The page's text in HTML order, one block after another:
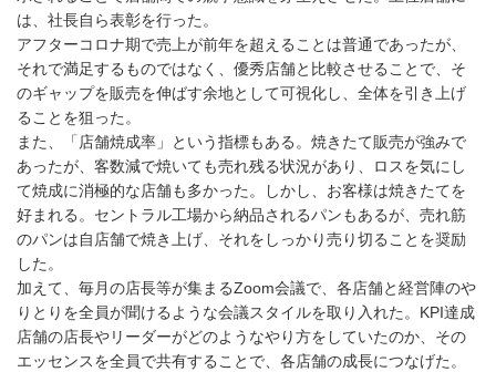
は、社長自ら表彰を行った。
アフターコロナ期で売上が前年を超えることは普通であったが、
それで満足するものではなく、優秀店舗と比較させることで、そ
のギャップを販売を伸ばす余地として可視化し、全体を引き上げ
ることを狙った。
また、「店舗焼成率」という指標もある。焼きたて販売が強みで
あったが、客数減で焼いても売れ残る状況があり、ロスを気にし
て焼成に消極的な店舗も多かった。しかし、お客様は焼きたてを
好まれる。セントラル工場から納品されるパンもあるが、売れ筋
のパンは自店舗で焼き上げ、それをしっかり売り切ることを奨励
した。
加えて、毎月の店長等が集まるZoom会議で、各店舗と経営陣のや
りとりを全員が聞けるような会議スタイルを取り入れた。KPI達成
店舗の店長やリーダーがどのようなやり方をしていたのか、その
エッセンスを全員で共有することで、各店舗の成長につなげた。